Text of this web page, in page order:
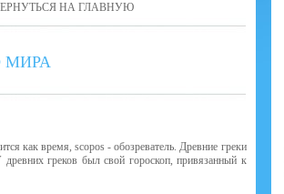
НА ГЛАВНУЮ
МИРА
как время, scopos - обозреватель. Древние греки
греков был свой гороскоп, привязанный к